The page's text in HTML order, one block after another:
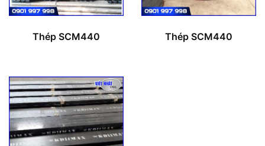
Thép SCM440 Thép SCM440